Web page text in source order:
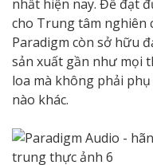
nhất hiện nay. Để đạt
cho Trung tâm nghiên
Paradigm còn sở hữu
sản xuất gần như mọi
loa mà không phải
nào khác.